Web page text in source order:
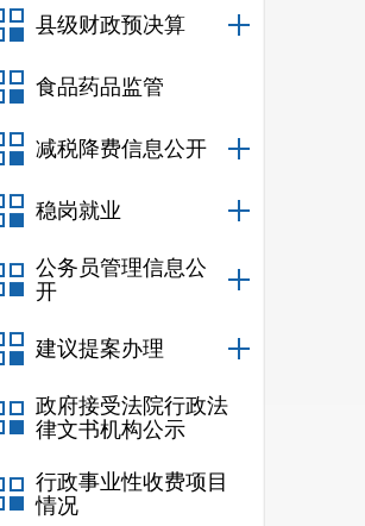
县级财政预决算
食品药品监管
减税降费信息公开
稳岗就业
公务员管理信息公
开
建议提案办理
政府接受法院行政法
律文书机构公示
行政事业性收费项目
情况